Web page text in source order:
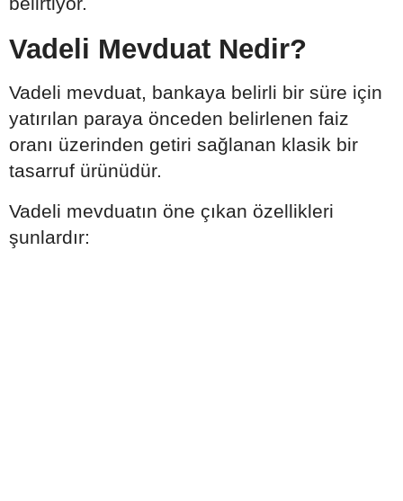
Vadeli Mevduat Nedir?
Vadeli mevduat, bankaya belirli bir süre için
yatırılan paraya önceden belirlenen faiz
oranı üzerinden getiri sağlanan klasik bir
tasarruf ürünüdür.
Vadeli mevduatın öne çıkan özellikleri
şunlardır: